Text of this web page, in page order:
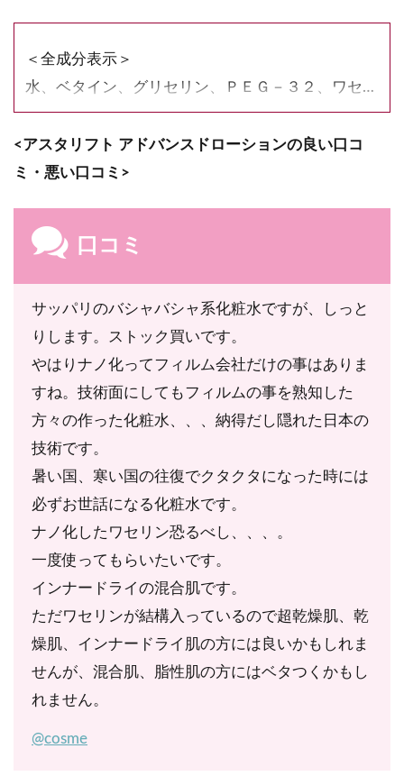
＜全成分表示＞
水、ベタイン、グリセリン、ＰＥＧ－３２、ワセリ
ン、異性化糖、グリチルリチン酸２Ｋ、トコフェロ
ール、ヘマトコッカスプルビアリス油、トマト果実
エキス、アセチルヒドロキシプロリン、加水分解コ
プテロカルプスマルスピウム樹皮エキス、リン酸ア
スコルビルＭｇ、クエン酸、ステアリン酸スクロー
ス、レシチン、香料、イソノナン酸イソトリデシ
ル、オレイン酸ポリグリセリル－１０、トリ（カプ
リル酸／カプリン酸）グリセリル、水酸化Ｎａ、Ｂ
Ｇ、クエン酸Ｎａ、ダマスクバラ花油、ミリスチン
酸オクチルドデシル、ミリスチン酸ポリグリセリル
－１０、ステアリン酸ポリグリセリル－２、フェノ
キシエタノール、メチルパラベン
<アスタリフト アドバンスドローションの良い口コ
ミ・悪い口コミ>
口コミ
サッパリのバシャバシャ系化粧水ですが、しっと
りします。ストック買いです。
やはりナノ化ってフィルム会社だけの事はありま
すね。技術面にしてもフィルムの事を熟知した
方々の作った化粧水、、、納得だし隠れた日本の
技術です。
暑い国、寒い国の往復でクタクタになった時には
必ずお世話になる化粧水です。
ナノ化したワセリン恐るべし、、、。
一度使ってもらいたいです。
インナードライの混合肌です。
ただワセリンが結構入っているので超乾燥肌、乾
燥肌、インナードライ肌の方には良いかもしれま
せんが、混合肌、脂性肌の方にはベタつくかもし
れません。
@cosme